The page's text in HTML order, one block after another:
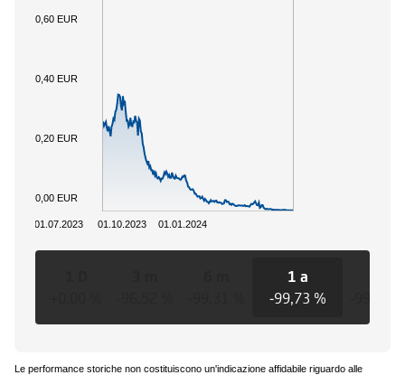
01.10.2023 01.01.2024
01.07.2023
0,00 EUR
0,20 EUR
0,40 EUR
0,60 EUR
1 a
-99,73 %
Le performance storiche non costituiscono un'indicazione affidabile riguardo alle